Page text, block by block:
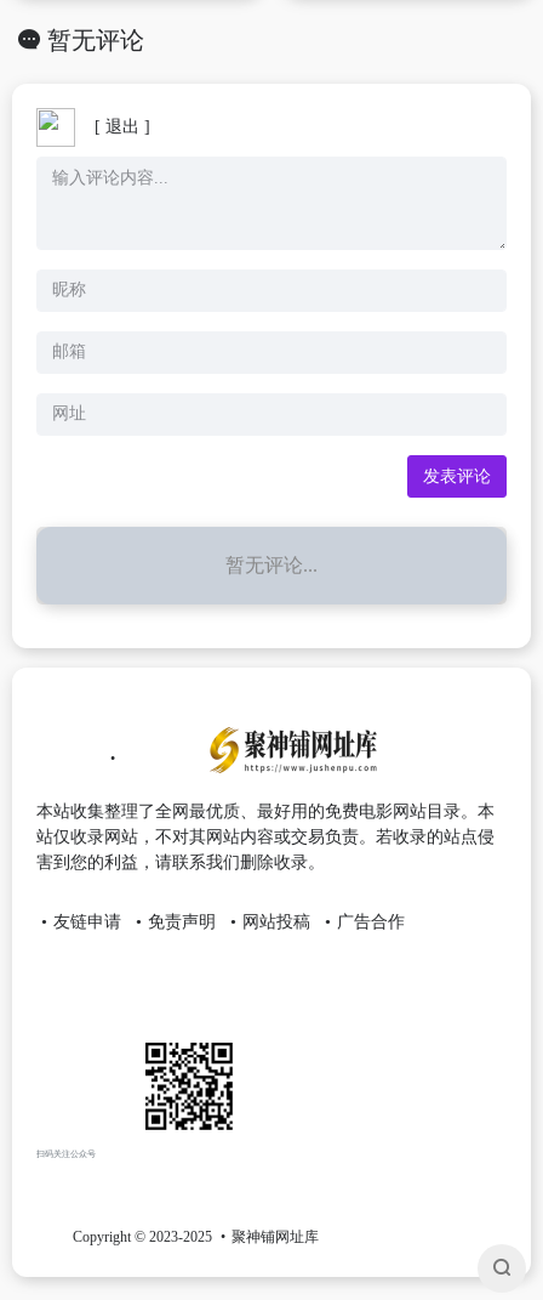
暂无评论
[ 退出 ]
暂无评论...
本站收集整理了全网最优质、最好用的免费电影网站目录。本
站仅收录网站，不对其网站内容或交易负责。若收录的站点侵
害到您的利益，请联系我们删除收录。
友链申请 免责声明 网站投稿 广告合作
扫码关注公众号
Copyright © 2023-2025 聚神铺网址库